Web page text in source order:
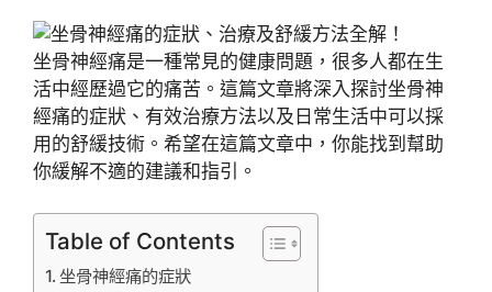
坐骨神經痛是一種常見的健康問題，很多人都在生
活中經歷過它的痛苦。這篇文章將深入探討坐骨神
經痛的症狀、有效治療方法以及日常生活中可以採
用的舒緩技術。希望在這篇文章中，你能找到幫助
你緩解不適的建議和指引。
Table of Contents
坐骨神經痛的症狀